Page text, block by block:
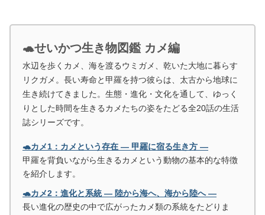
🐢せいかつ生き物図鑑 カメ編
水辺を歩くカメ、海を渡るウミガメ、乾いた大地に暮らす
リクガメ。長い寿命と甲羅を持つ彼らは、太古から地球に
生き続けてきました。生態・進化・文化を通して、ゆっく
りとした時間を生きるカメたちの姿をたどる全20話の生活
誌シリーズです。
🐢カメ1：カメという存在 ― 甲羅に宿る生き方 ―
甲羅を背負いながら生きるカメという動物の基本的な特徴
を紹介します。
🐢カメ2：進化と系統 ― 陸から海へ、海から陸へ ―
長い進化の歴史の中で広がったカメ類の系統をたどりま